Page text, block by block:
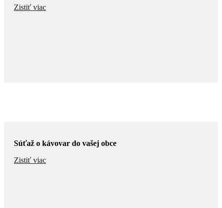
Zistiť viac
Súťaž o kávovar do vašej obce
Zistiť viac